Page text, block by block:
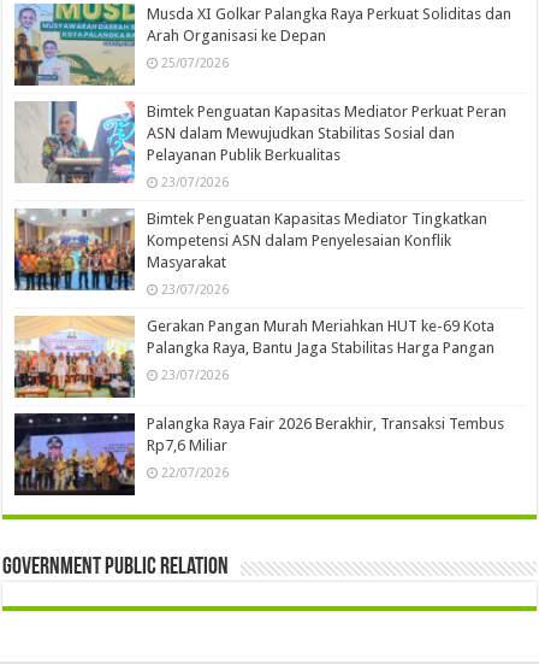
Musda XI Golkar Palangka Raya Perkuat Soliditas dan
Arah Organisasi ke Depan
25/07/2026
Bimtek Penguatan Kapasitas Mediator Perkuat Peran
ASN dalam Mewujudkan Stabilitas Sosial dan
Pelayanan Publik Berkualitas
23/07/2026
Bimtek Penguatan Kapasitas Mediator Tingkatkan
Kompetensi ASN dalam Penyelesaian Konflik
Masyarakat
23/07/2026
Gerakan Pangan Murah Meriahkan HUT ke-69 Kota
Palangka Raya, Bantu Jaga Stabilitas Harga Pangan
23/07/2026
Palangka Raya Fair 2026 Berakhir, Transaksi Tembus
Rp7,6 Miliar
22/07/2026
Government Public Relation